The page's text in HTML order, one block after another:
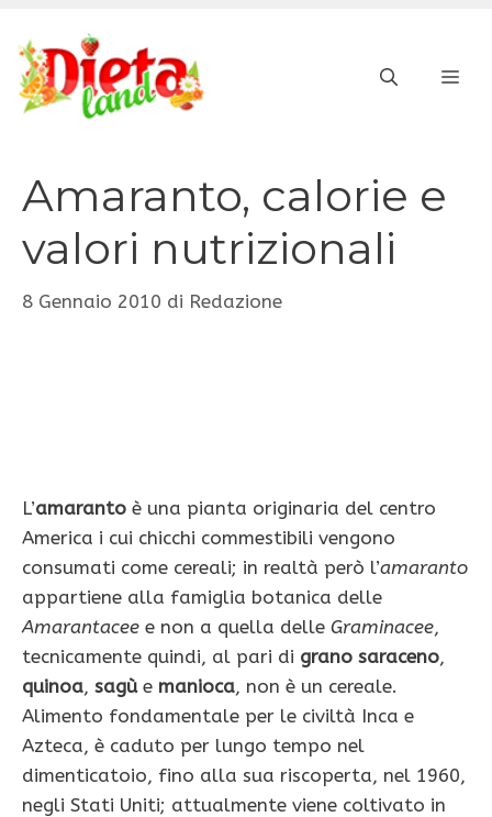
contenuto
Amaranto, calorie e
valori nutrizionali
8 Gennaio 2010 di Redazione
L’amaranto è una pianta originaria del centro
America i cui chicchi commestibili vengono
consumati come cereali; in realtà però l’amaranto
appartiene alla famiglia botanica delle
Amarantacee e non a quella delle Graminacee,
tecnicamente quindi, al pari di grano saraceno,
quinoa, sagùe manioca, non è un cereale.
Alimento fondamentale per le civiltà Inca e
Azteca, è caduto per lungo tempo nel
dimenticatoio, fino alla sua riscoperta, nel 1960,
negli Stati Uniti; attualmente viene coltivato in